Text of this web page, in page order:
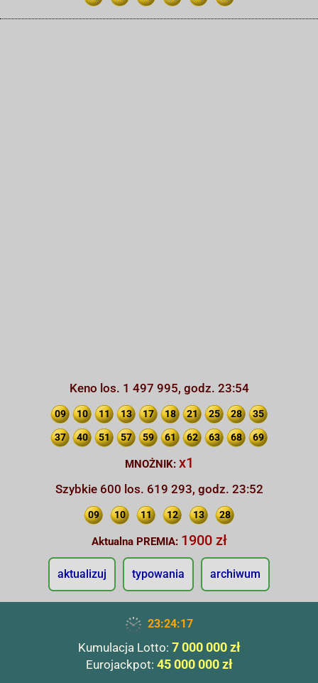
Keno los. 1 497 995, godz. 23:54
09 10 11 13 17 18 21 25 28 35
37 40 51 57 59 61 62 63 68 69
MNOŻNIK: x1
Szybkie 600 los. 619 293, godz. 23:52
09 10 11 12 13 28
Aktualna PREMIA: 1900 zł
aktualizuj typowania archiwum
23:24:18
Kumulacja Lotto: 7 000 000 zł
Eurojackpot: 45 000 000 zł